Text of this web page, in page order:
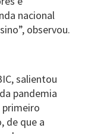
nacional
observou.
salientou
pandemia
de que a